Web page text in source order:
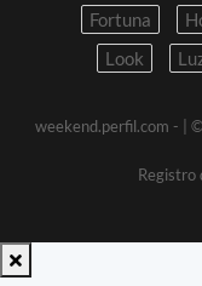
Fortuna
Look
weekend.perfil.com -
|
Registro